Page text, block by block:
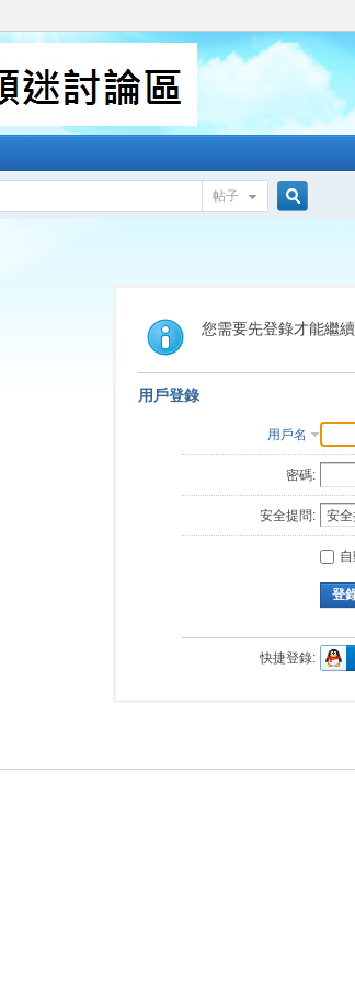
帖子
索
您需要先登錄才能繼
用戶登錄
用戶名
密碼:
安全提問:
登
快捷登錄: